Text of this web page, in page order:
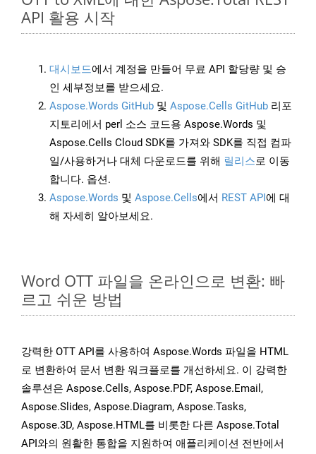
API 활용 시작
대시보드에서 계정을 만들어 무료 API 할당량 및 승
인 세부정보를 받으세요.
Aspose.Words GitHub 및 Aspose.Cells GitHub 리포
지토리에서 perl 소스 코드용 Aspose.Words 및
Aspose.Cells Cloud SDK를 가져와 SDK를 직접 컴파
일/사용하거나 대체 다운로드를 위해 릴리스로 이동
합니다. 옵션.
Aspose.Words 및 Aspose.Cells에서 REST API에 대
해 자세히 알아보세요.
Word OTT 파일을 온라인으로 변환: 빠
르고 쉬운 방법
강력한 OTT API를 사용하여 Aspose.Words 파일을 HTML
로 변환하여 문서 변환 워크플로를 개선하세요. 이 강력한
솔루션은 Aspose.Cells, Aspose.PDF, Aspose.Email,
Aspose.Slides, Aspose.Diagram, Aspose.Tasks,
Aspose.3D, Aspose.HTML를 비롯한 다른 Aspose.Total
API와의 원활한 통합을 지원하여 애플리케이션 전반에서